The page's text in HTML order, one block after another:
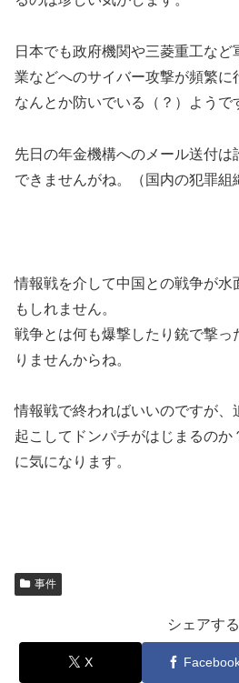
日本でも政府機関や三菱重工な
業などへのサイバー攻撃が頻繁に
なんとか防いでいる（？）よう
先日の年金機構へのメール送付は
できませんがね。（国内の犯罪組
情報戦を介して中国との戦争が水
もしれません。
戦争とは何も爆撃したり銃で撃っ
りませんからね。
情報戦で終わればいいのですが、
起こしてドンパチがはじまるのか
に気になります。
事件
シェアする
X